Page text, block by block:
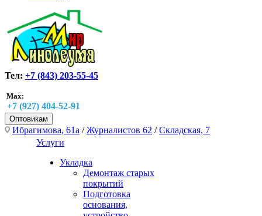
Тел: +7 (843) 203-55-45
Max:
+7 (927) 404-52-91
Оптовикам
Ибрагимова, 61а /Журналистов 62 /Складская, 7
Услуги
Укладка
Демонтаж старых
покрытий
Подготовка
основания,